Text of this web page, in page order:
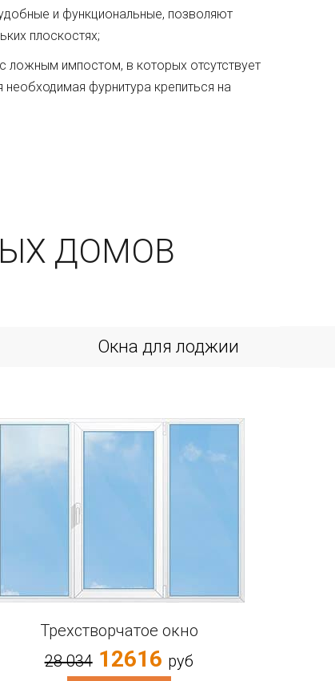
и функциональные, позволяют
плоскостях;
ложным импостом, в которых отсутствует
необходимая фурнитура крепиться на
ДОМОВ
Окна для лоджии
Трехстворчатое окно
28 03412616 руб